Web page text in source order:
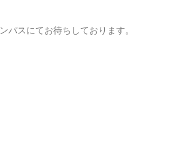
パスにてお待ちしております。